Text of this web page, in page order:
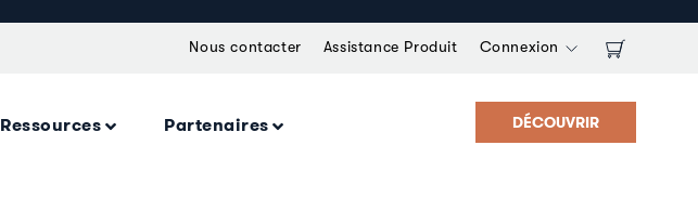
Nous contacter Assistance Produit Connexion
Ressources Partenaires DÉCOUVRIR